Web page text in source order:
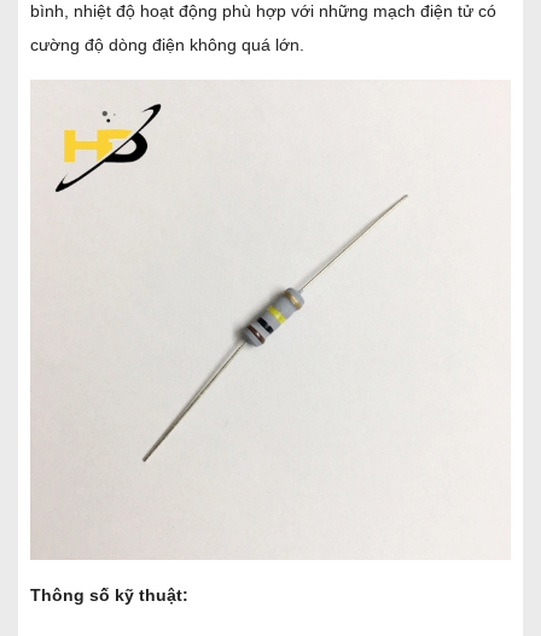
bình, nhiệt độ hoạt động phù hợp với những mạch điện tử có
cường độ dòng điện không quá lớn.
Thông số kỹ thuật: